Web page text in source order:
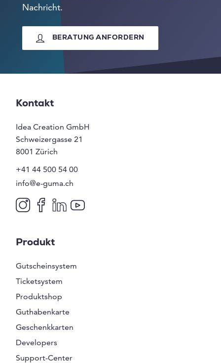
Nachricht.
BERATUNG ANFORDERN
Kontakt
Idea Creation GmbH
Schweizergasse 21
8001 Zürich
+41 44 500 54 00
info@e-guma.ch
Produkt
Gutscheinsystem
Ticketsystem
Produktshop
Guthabenkarte
Geschenkkarten
Developers
Support-Center